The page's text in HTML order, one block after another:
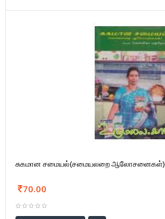
சுகமான சமையல்(சமையலறை ஆலோசனைகள்)
70.00